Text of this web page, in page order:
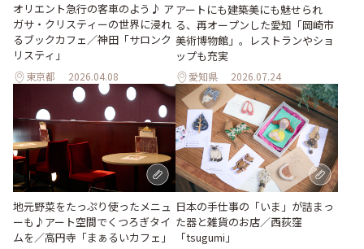
オリエント急行の客車のよう♪ ア
ガサ・クリスティーの世界に浸れ
るブックカフェ／神田「サロンク
リスティ」
東京都 2026.04.08
アートにも建築美にも魅せられ
る、再オープンした愛知「岡崎市
美術博物館」。レストランやショ
ップも充実
愛知県 2026.07.24
地元野菜をたっぷり使ったメニュ
ーも♪アート空間でくつろぎタイ
ムを／高円寺「まぁるいカフェ」
日本の手仕事の「いま」が詰まっ
た器と雑貨のお店／西荻窪
「tsugumi」